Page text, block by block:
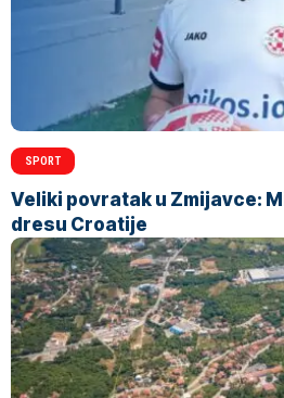
SPORT
Veliki povratak u Zmijavce:
dresu Croatije